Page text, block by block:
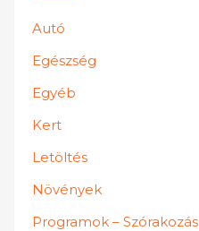
Autó
Egészség
Egyéb
Kert
Letöltés
Növények
Programok – Szórakozás